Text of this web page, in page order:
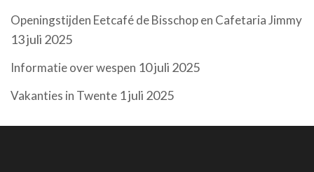
Openingstijden Eetcafé de Bisschop en Cafetaria Jimmy
13 juli 2025
Informatie over wespen 10 juli 2025
Vakanties in Twente 1 juli 2025